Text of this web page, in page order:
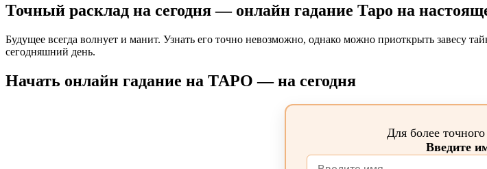
Точный расклад на сегодня — онлайн гадание Таро на
Будущее всегда волнует и манит. Узнать его точно невозможно, однако можно приоткрыть завесу
сегодняшний день.
Начать онлайн гадание на ТАРО — на сегодня
Для более
Введите